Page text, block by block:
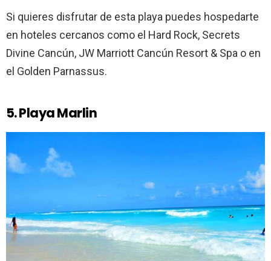
Si quieres disfrutar de esta playa puedes hospedarte
en hoteles cercanos como el Hard Rock, Secrets
Divine Cancún, JW Marriott Cancún Resort & Spa o en
el Golden Parnassus.
5. Playa Marlin